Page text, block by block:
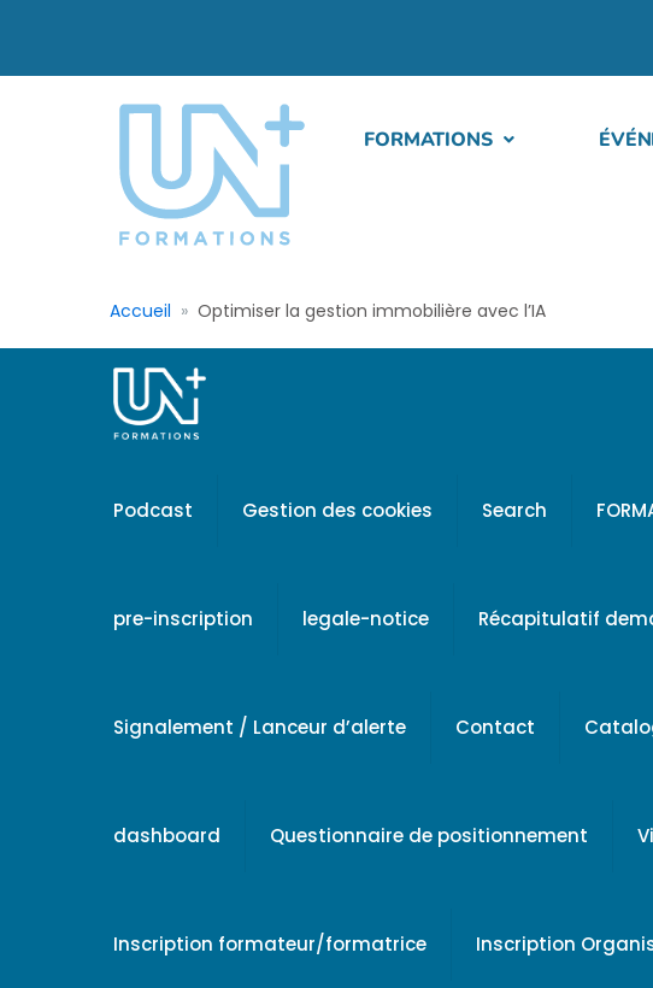
FORMATIONS
Accueil Optimiser la gestion immobilière avec l’IA
Podcast Gestion des cookies Search
pre-inscription legale-notice Récapitulatif
Signalement / Lanceur d’alerte Contact
dashboard Questionnaire de positionnement
Inscription formateur/formatrice Inscription